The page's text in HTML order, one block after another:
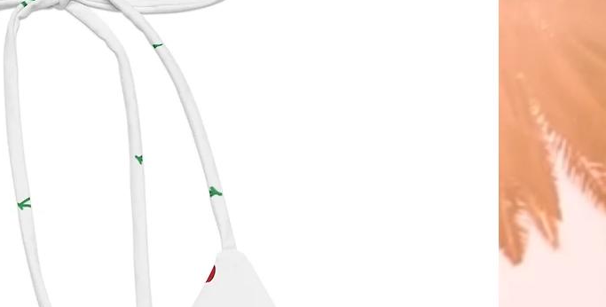
uso y elimina cualquier residuo de cloro o
Restricciones de edad: Para adultos
Garantía de la UE: 2 años
Cumple con los requisitos de
inflamabilidad y niveles de formaldehído,
colorantes azoicos, plomo, cadmio,
bisfenoles y ftalatos.
General de Seguridad de Productos
Sunbathers LLC
todos los productos de consumo que